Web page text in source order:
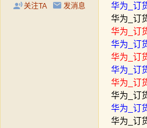
关注TA 发消息
华为_订
华为_订
华为_订
华为_订
华为_订
华为_订
华为_订
华为_订
华为_订
华为_订